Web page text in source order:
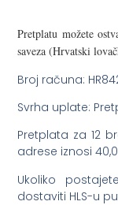
Pretplatu možete
saveza (Hrvatski
Broj računa:
Svrha uplate:
Pretplata za 12
adrese iznosi
Ukoliko
dostaviti HLS-u